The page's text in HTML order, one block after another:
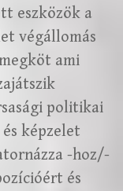
eszközök a
végállomás
ami
politikai
képzelet
-hoz/-
és